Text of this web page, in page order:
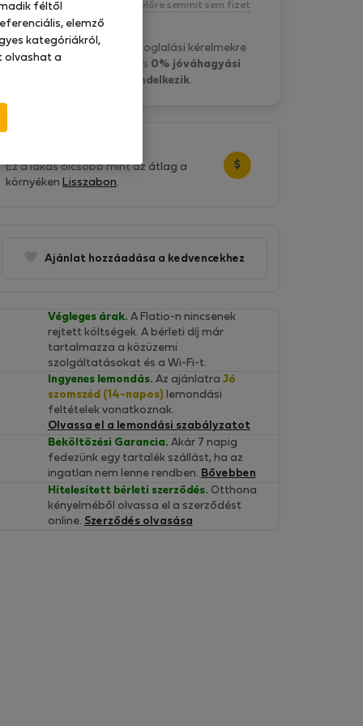
Kötelezettség nélkül, egyelőre semmit sem fizet
Fatima F. általában a foglalási kérelmekre
1 nap belül válaszol
és 0% jóváhagyási
aránnyal rendelkezik.
Ez a lakás olcsóbb mint az átlag a
környéken Lisszabon.
$
Ajánlat hozzáadása a kedvencekhez
Végleges árak. A Flatio-n nincsenek
rejtett költségek. A bérleti díj már
tartalmazza a közüzemi
szolgáltatásokat és a Wi-Fi-t.
Ingyenes lemondás. Az ajánlatra Jó
szomszéd (14-napos) lemondási
feltételek vonatkoznak.
Olvassa el a lemondási szabályzatot
Beköltözési Garancia. Akár 7 napig
fedezünk egy tartalék szállást, ha az
ingatlan nem lenne rendben. Bővebben
Hitelesített bérleti szerződés. Otthona
kényelméből olvassa el a szerződést
online. Szerződés olvasása
féltől
elemző
kategóriákról,
olvashat a